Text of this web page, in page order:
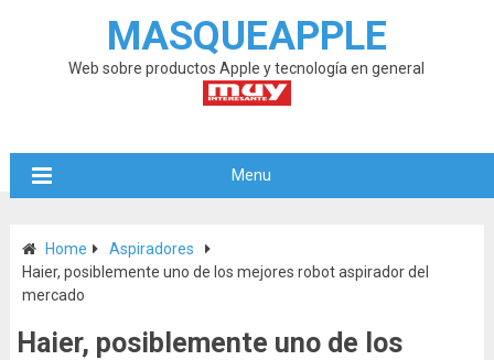
MASQUEAPPLE
Web sobre productos Apple y tecnología en general
Menu
Home
Aspiradores
Haier, posiblemente uno de los mejores robot aspirador del
mercado
Haier, posiblemente uno de los